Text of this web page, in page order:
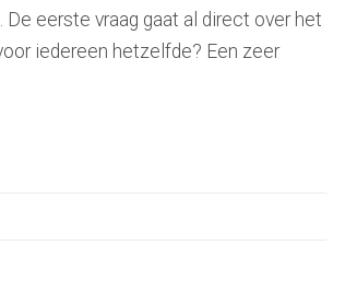
eerste vraag gaat al direct over het
iedereen hetzelfde? Een zeer